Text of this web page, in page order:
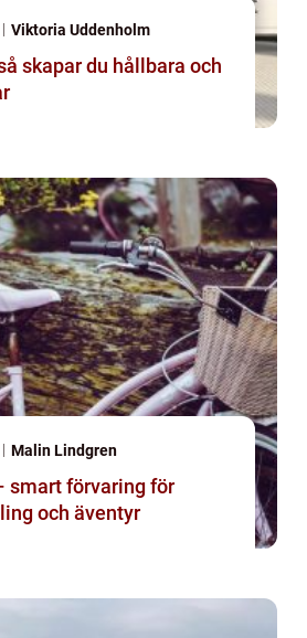
Viktoria Uddenholm
Malin Lindgren
smart förvaring för
och äventyr